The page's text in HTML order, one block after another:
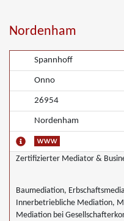
Nordenham
Spannhoff
Onno
26954
Nordenham
Zertifizierter Mediator &
Baumediation,
Innerbetriebliche Mediation,
Mediation bei